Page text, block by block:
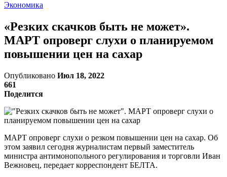
Экономика
«Резких скачков быть не может».
МАРТ опроверг слухи о планируемом
повышении цен на сахар
Опубликовано Июл 18, 2022
661
Поделится
МАРТ опроверг слухи о резком повышении цен на сахар. Об
этом заявил сегодня журналистам первый заместитель
министра антимонопольного регулирования и торговли Иван
Вежновец, передает корреспондент БЕЛТА.